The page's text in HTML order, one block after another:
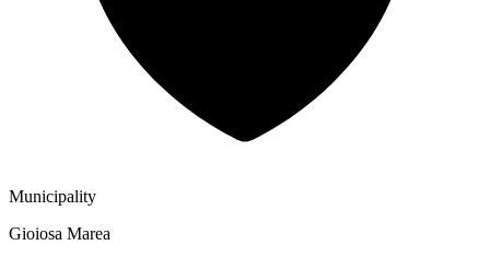
Municipality
Gioiosa Marea